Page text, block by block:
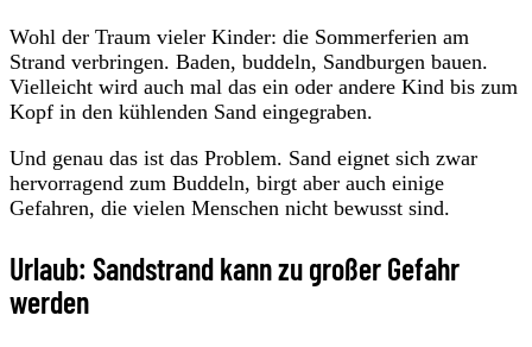
Wohl der Traum vieler Kinder: die Sommerferien am
Strand verbringen. Baden, buddeln, Sandburgen bauen.
Vielleicht wird auch mal das ein oder andere Kind bis zum
Kopf in den kühlenden Sand eingegraben.
Und genau das ist das Problem. Sand eignet sich zwar
hervorragend zum Buddeln, birgt aber auch einige
Gefahren, die vielen Menschen nicht bewusst sind.
Urlaub: Sandstrand kann zu großer Gefahr
werden